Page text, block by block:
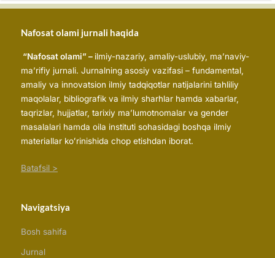
Nafosat olami jurnali haqida
“Nafosat olami” – ilmiy-nazariy, amaliy-uslubiy, ma’naviy-
ma’rifiy jurnali. Jurnalning asosiy vazifasi – fundamental,
amaliy va innovatsion ilmiy tadqiqotlar natijalarini tahliliy
maqolalar, bibliografik va ilmiy sharhlar hamda xabarlar,
taqrizlar, hujjatlar, tarixiy maʼlumotnomalar va gender
masalalari hamda oila instituti sohasidagi boshqa ilmiy
materiallar koʻrinishida chop etishdan iborat.
Batafsil >
Navigatsiya
Bosh sahifa
Jurnal